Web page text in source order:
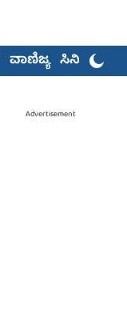
ವಾಣಿಜ್ಯ ಸಿನಿಮಾ
Advertisement